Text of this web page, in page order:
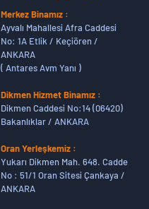
Merkez Binamız :
Ayvalı Mahallesi Afra Caddesi
No: 1A Etlik / Keçiören /
ANKARA
( Antares Avm Yanı )
Dikmen Hizmet Binamız :
Dikmen Caddesi No:14 (06420)
Bakanlıklar / ANKARA
Oran Yerleşkemiz :
Yukarı Dikmen Mah. 648. Cadde
No : 51/1 Oran Sitesi Çankaya /
ANKARA